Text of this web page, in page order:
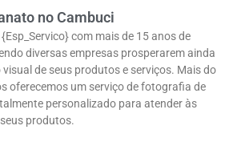
no Cambuci
com mais de 15 anos de
diversas empresas prosperarem ainda
de seus produtos e serviços. Mais do
oferecemos um serviço de fotografia de
personalizado para atender às
produtos.